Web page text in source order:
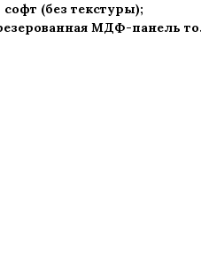
софт (без текстуры);
МДФ-панель